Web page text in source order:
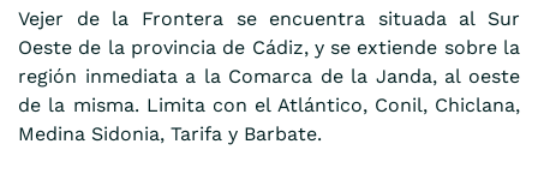
Vejer de la Frontera se encuentra situada al Sur
Oeste de la provincia de Cádiz, y se extiende sobre la
región inmediata a la Comarca de la Janda, al oeste
de la misma. Limita con el Atlántico, Conil, Chiclana,
Medina Sidonia, Tarifa y Barbate.